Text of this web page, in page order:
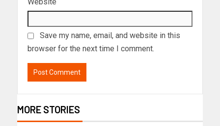
Save my name, email, and website in this
browser for the next time I comment.
MORE STORIES